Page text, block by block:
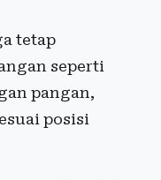
tetap
seperti
pangan,
posisi